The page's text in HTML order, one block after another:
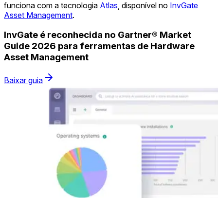
funciona com a tecnologia Atlas , disponível no InvGate
Asset Management.
InvGate é reconhecida no Gartner® Market
Guide 2026 para ferramentas de Hardware
Asset Management
Baixar guia